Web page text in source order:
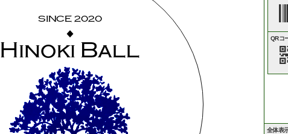
Hinoki Ball
SINCE 2020
◆
全体表
QRコ